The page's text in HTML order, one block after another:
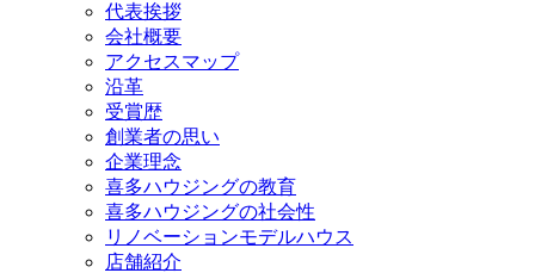
代表挨拶
会社概要
アクセスマップ
沿革
受賞歴
創業者の思い
企業理念
喜多ハウジングの教育
喜多ハウジングの社会性
リノベーションモデルハウス
店舗紹介